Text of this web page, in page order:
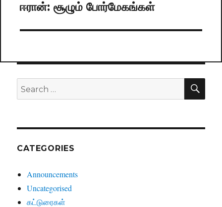
Next
ஈரான்: சூழும் போர்மேகங்கள்
Search
for:
CATEGORIES
Announcements
Uncategorised
கட்டுரைகள்